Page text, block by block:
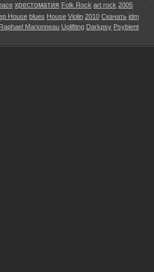
хрестоматия Folk Rock art rock 2005
House blues House Violin 2010 Скачать idm
Raphael Marionneau Uplifting Darkpsy Psybient